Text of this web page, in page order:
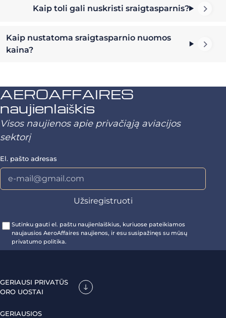
Kaip toli gali nuskristi sraigtasparnis?
Kaip nustatoma sraigtasparnio nuomos
kaina?
AEROAFFAIRES
naujienlaiškis
Visos naujienos apie privačiąją aviacijos
sektorį
El. pašto adresas
Sutinku gauti el. paštu naujienlaiškius, kuriuose pateikiamos
naujausios AeroAffaires naujienos, ir esu susipažinęs su mūsų
privatumo politika.
GERIAUSI PRIVATŪS
ORO UOSTAI
GERIAUSIOS